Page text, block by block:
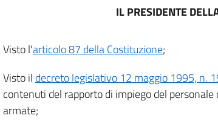
IL PRESIDENTE
Visto l'articolo 87 della Costituzione;
Visto il decreto legislativo 12 maggio 1995, n.
contenuti del rapporto di impiego del personale
armate;